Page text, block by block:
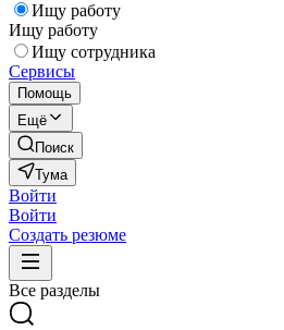
Ищу работу
Ищу работу
Ищу сотрудника
Сервисы
Помощь
Ещё
Поиск
Тума
Войти
Войти
Создать резюме
Все разделы